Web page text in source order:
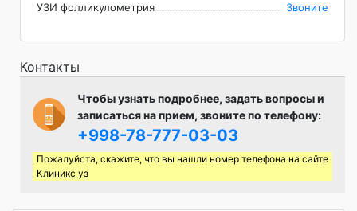
УЗИ фолликулометрия Звоните
Контакты
Чтобы узнать подробнее, задать вопросы и
записаться на прием, звоните по телефону:
+998-78-777-03-03
Пожалуйста, скажите, что вы нашли номер телефона на сайте
Клиникс уз